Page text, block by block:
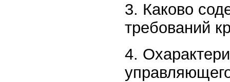
3. Каково
требований
4.